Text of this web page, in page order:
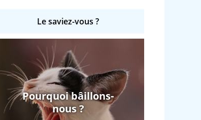
Le saviez-vous ?
Pourquoi bâillons-
nous ?